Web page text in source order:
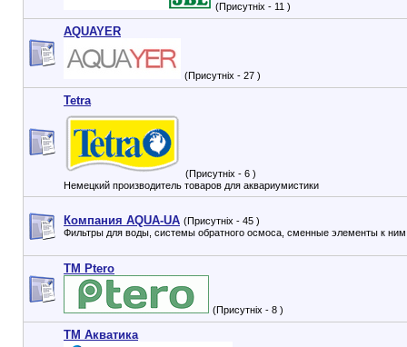
(Присутніх - 11 )
AQUAYER
(Присутніх - 27 )
Tetra
(Присутніх - 6 )
Немецкий производитель товаров для аквариумистики
Компания AQUA-UA (Присутніх - 45 )
Фильтры для воды, системы обратного осмоса, сменные элементы к
TM Ptero
(Присутніх - 8 )
ТМ Акватика